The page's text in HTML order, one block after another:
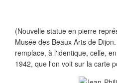
(Nouvelle statue en pierre
Musée des Beaux Arts de
remplace, à l'identique, celle,
1942, que l'on voit sur la carte